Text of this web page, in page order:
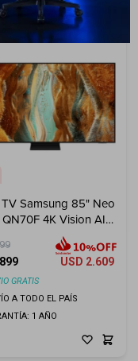
Samsung 85" Neo
4K Vision AI
USD 2.609
GRATIS
1 AÑO
A TODO EL PAÍS